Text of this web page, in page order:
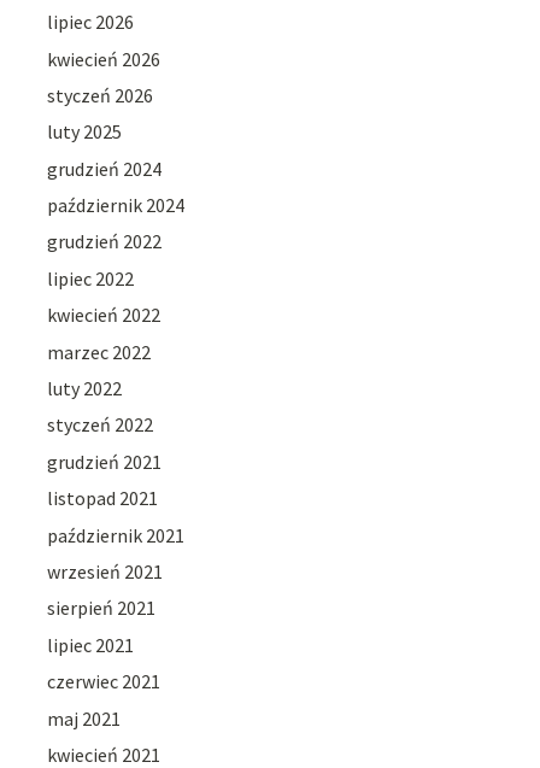
lipiec 2026
kwiecień 2026
styczeń 2026
luty 2025
grudzień 2024
październik 2024
grudzień 2022
lipiec 2022
kwiecień 2022
marzec 2022
luty 2022
styczeń 2022
grudzień 2021
listopad 2021
październik 2021
wrzesień 2021
sierpień 2021
lipiec 2021
czerwiec 2021
maj 2021
kwiecień 2021